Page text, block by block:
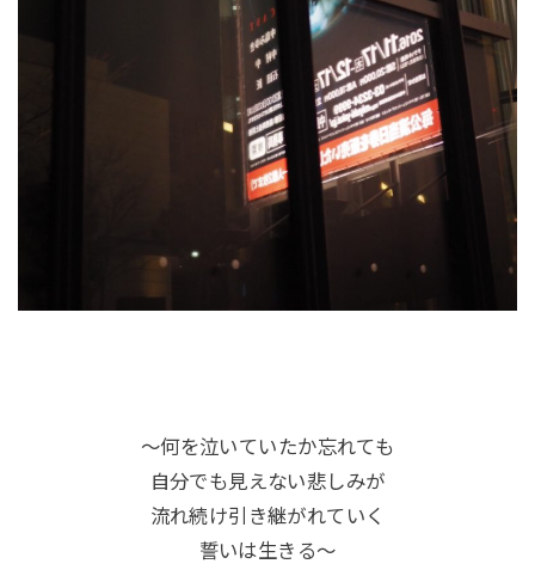
〜何を泣いていたか忘れても
自分でも見えない悲しみが
流れ続け引き継がれていく
誓いは生きる〜